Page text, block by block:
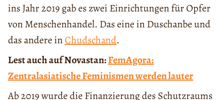
ins Jahr 2019 gab es zwei Einrichtungen für Opfer
von Menschenhandel. Das eine in Duschanbe und
das andere inChudschand.
Lest auch auf Novastan:FemAgora:
Zentralasiatische Feminismen werden lauter
Ab 2019 wurde die Finanzierung des Schutzraums